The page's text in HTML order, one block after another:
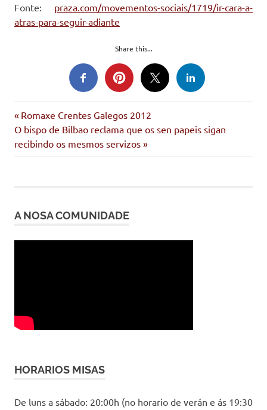
Fonte: praza.com/movementos-sociais/1719/ir-cara-a-
atras-para-seguir-adiante
Share this...
economía
Navegación
de
Entrada
anterior:
Romaxe Crentes Galegos 2012
Siguiente
entrada:
O bispo de Bilbao reclama que os sen papeis sigan
recibindo os mesmos servizos
A NOSA COMUNIDADE
HORARIOS MISAS
De luns a sábado: 20:00h (no horario de verán e ás 19:30